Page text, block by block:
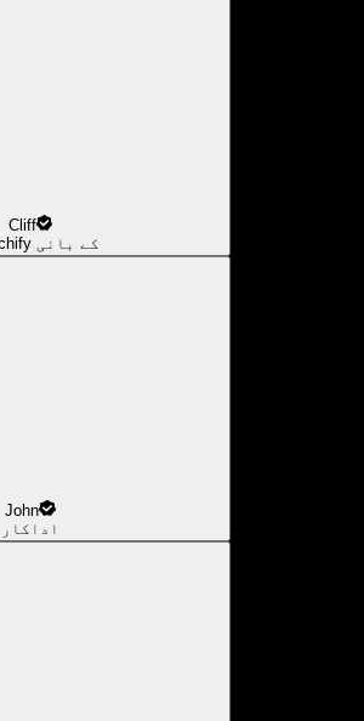
Cliff
Speechify کے بانی
John
اداکار